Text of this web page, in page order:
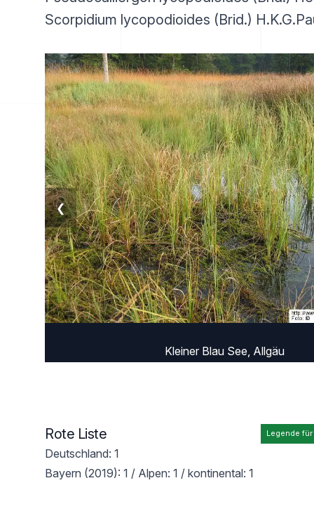
Scorpidium lycopodioides (Brid.)
Kleiner Blau See, Allgäu
❮
Legende
Rote Liste
Deutschland: 1
Bayern (2019): 1 / Alpen: 1 / kontinental: 1